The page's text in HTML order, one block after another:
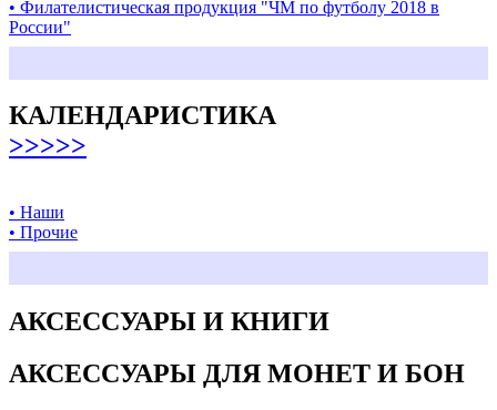
• Филателистическая продукция "ЧМ по футболу 2018 в
России"
КАЛЕНДАРИСТИКА
>>>>>
• Наши
• Прочие
АКСЕССУАРЫ И КНИГИ
АКСЕССУАРЫ ДЛЯ МОНЕТ И БОН